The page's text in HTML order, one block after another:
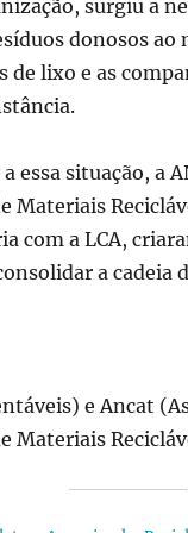
surgiu a
donosos
de lixo e as
essa situação, a
Materiais
com a LCA,
a cadeia
e Ancat
Materiais